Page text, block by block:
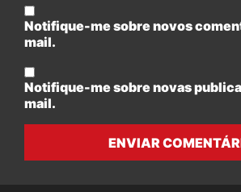
Notifique-me sobre novos
mail.
Notifique-me sobre novas
mail.
ENVIAR